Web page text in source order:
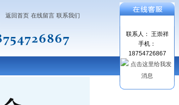
返回首页 在线留言 联系我们
联系人： 王崇祥
手机：
18754726867